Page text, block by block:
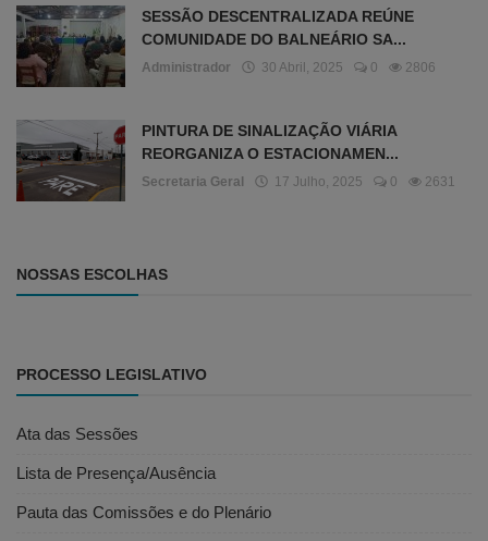
SESSÃO DESCENTRALIZADA REÚNE
COMUNIDADE DO BALNEÁRIO SA...
Administrador 30 Abril, 2025 0 2806
PINTURA DE SINALIZAÇÃO VIÁRIA
REORGANIZA O ESTACIONAMEN...
Secretaria Geral 17 Julho, 2025 0 2631
NOSSAS ESCOLHAS
PROCESSO LEGISLATIVO
Ata das Sessões
Lista de Presença/Ausência
Pauta das Comissões e do Plenário